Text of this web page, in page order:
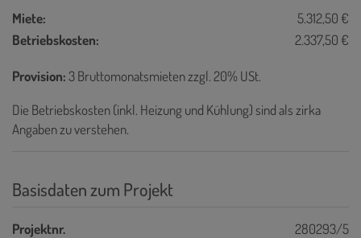
Miete:
5.312,50 €
Betriebskosten:
2.337,50 €
Provision:3 Bruttomonatsmieten zzgl. 20% USt.
Die Betriebskosten (inkl. Heizung und Kühlung) sind als zirka
Angaben zu verstehen.
Basisdaten zum Projekt
Projektnr.
280293/5